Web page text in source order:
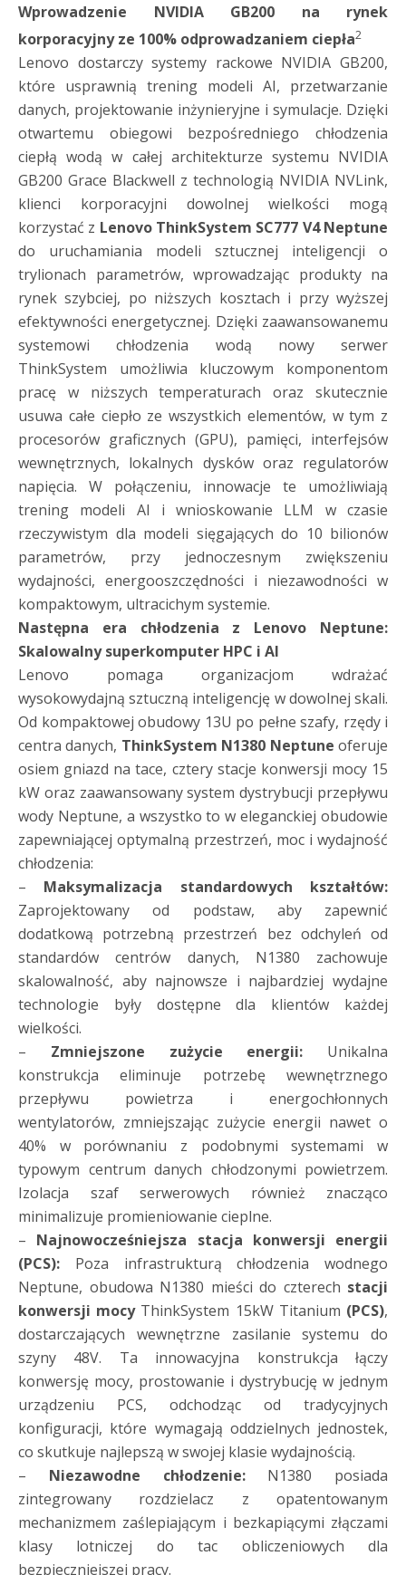
Wprowadzenie NVIDIA GB200 na rynek
korporacyjny ze 100% odprowadzaniem ciepła2
Lenovo dostarczy systemy rackowe NVIDIA GB200,
które usprawnią trening modeli AI, przetwarzanie
danych, projektowanie inżynieryjne i symulacje. Dzięki
otwartemu obiegowi bezpośredniego chłodzenia
ciepłą wodą w całej architekturze systemu NVIDIA
GB200 Grace Blackwell z technologią NVIDIA NVLink,
klienci korporacyjni dowolnej wielkości mogą
korzystać z Lenovo ThinkSystem SC777 V4 Neptune
do uruchamiania modeli sztucznej inteligencji o
trylionach parametrów, wprowadzając produkty na
rynek szybciej, po niższych kosztach i przy wyższej
efektywności energetycznej. Dzięki zaawansowanemu
systemowi chłodzenia wodą nowy serwer
ThinkSystem umożliwia kluczowym komponentom
pracę w niższych temperaturach oraz skutecznie
usuwa całe ciepło ze wszystkich elementów, w tym z
procesorów graficznych (GPU), pamięci, interfejsów
wewnętrznych, lokalnych dysków oraz regulatorów
napięcia. W połączeniu, innowacje te umożliwiają
trening modeli AI i wnioskowanie LLM w czasie
rzeczywistym dla modeli sięgających do 10 bilionów
parametrów, przy jednoczesnym zwiększeniu
wydajności, energooszczędności i niezawodności w
kompaktowym, ultracichym systemie.
Następna era chłodzenia z Lenovo Neptune:
Skalowalny superkomputer HPC i AI
Lenovo pomaga organizacjom wdrażać
wysokowydajną sztuczną inteligencję w dowolnej skali.
Od kompaktowej obudowy 13U po pełne szafy, rzędy i
centra danych, ThinkSystem N1380 Neptune oferuje
osiem gniazd na tace, cztery stacje konwersji mocy 15
kW oraz zaawansowany system dystrybucji przepływu
wody Neptune, a wszystko to w eleganckiej obudowie
zapewniającej optymalną przestrzeń, moc i wydajność
chłodzenia:
– Maksymalizacja standardowych kształtów:
Zaprojektowany od podstaw, aby zapewnić
dodatkową potrzebną przestrzeń bez odchyleń od
standardów centrów danych, N1380 zachowuje
skalowalność, aby najnowsze i najbardziej wydajne
technologie były dostępne dla klientów każdej
wielkości.
– Zmniejszone zużycie energii: Unikalna
konstrukcja eliminuje potrzebę wewnętrznego
przepływu powietrza i energochłonnych
wentylatorów, zmniejszając zużycie energii nawet o
40% w porównaniu z podobnymi systemami w
typowym centrum danych chłodzonymi powietrzem.
Izolacja szaf serwerowych również znacząco
minimalizuje promieniowanie cieplne.
– Najnowocześniejsza stacja konwersji energii
(PCS): Poza infrastrukturą chłodzenia wodnego
Neptune, obudowa N1380 mieści do czterech stacji
konwersji mocyThinkSystem 15kW Titanium (PCS),
dostarczających wewnętrzne zasilanie systemu do
szyny 48V. Ta innowacyjna konstrukcja łączy
konwersję mocy, prostowanie i dystrybucję w jednym
urządzeniu PCS, odchodząc od tradycyjnych
konfiguracji, które wymagają oddzielnych jednostek,
co skutkuje najlepszą w swojej klasie wydajnością.
– Niezawodne chłodzenie:N1380 posiada
zintegrowany rozdzielacz z opatentowanym
mechanizmem zaślepiającym i bezkapiącymi złączami
klasy lotniczej do tac obliczeniowych dla
bezpieczniejszej pracy.